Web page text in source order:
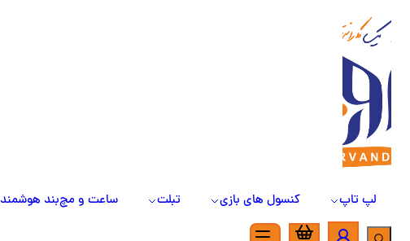
لپ تاپ کنسول های بازی تبلت ساعت و مچ‌بند هوشمند